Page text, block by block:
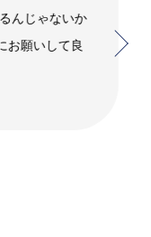
みてすぐに配
りました！